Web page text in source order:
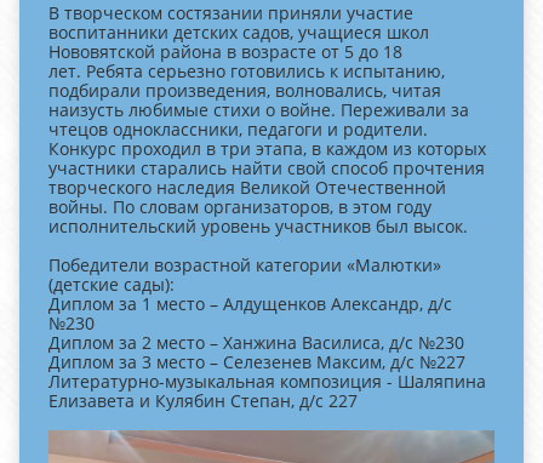
В творческом состязании приняли участие
воспитанники детских садов, учащиеся школ
Нововятской района в возрасте от 5 до 18
лет. Ребята серьезно готовились к испытанию,
подбирали произведения, волновались, читая
наизусть любимые стихи о войне. Переживали за
чтецов одноклассники, педагоги и родители.
Конкурс проходил в три этапа, в каждом из которых
участники старались найти свой способ прочтения
творческого наследия Великой Отечественной
войны. По словам организаторов, в этом году
исполнительский уровень участников был высок.
Победители возрастной категории «Малютки»
(детские сады):
Диплом за 1 место – Алдущенков Александр, д/с
№230
Диплом за 2 место – Ханжина Василиса, д/с №230
Диплом за 3 место – Селезенев Максим, д/с №227
Литературно-музыкальная композиция - Шаляпина
Елизавета и Кулябин Степан, д/с 227